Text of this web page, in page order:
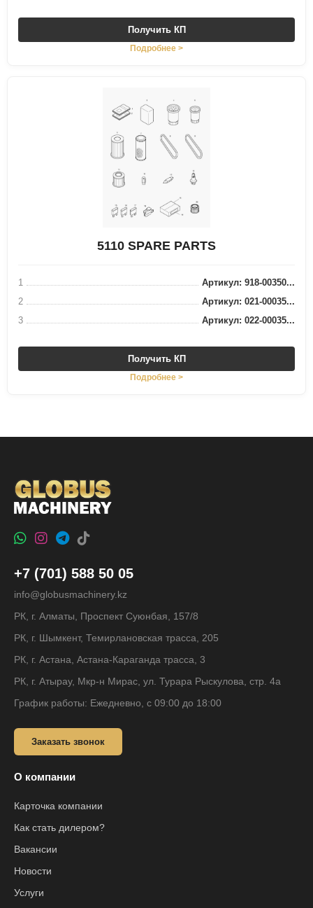
Получить КП
Подробнее >
5110 SPARE PARTS
1
Артикул: 918-00350...
2
Артикул: 021-00035...
3
Артикул: 022-00035...
Получить КП
Подробнее >
+7 (701) 588 50 05
info@globusmachinery.kz
РК, г. Алматы, Проспект Суюнбая, 157/8
РК, г. Шымкент, Темирлановская трасса, 205
РК, г. Астана, Астана-Караганда трасса, 3
РК, г. Атырау, Мкр-н Мирас, ул. Турара Рыскулова, стр. 4а
График работы: Ежедневно, с 09:00 до 18:00
Заказать звонок
О компании
Карточка компании
Как стать дилером?
Вакансии
Новости
Услуги